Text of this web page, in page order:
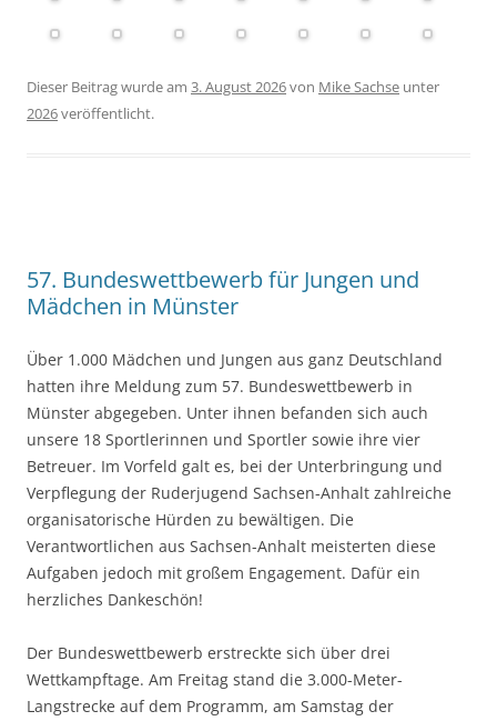
Dieser Beitrag wurde am 3. August 2026von Mike Sachse unter
2026veröffentlicht.
57. Bundeswettbewerb für Jungen und
Mädchen in Münster
Über 1.000 Mädchen und Jungen aus ganz Deutschland
hatten ihre Meldung zum 57. Bundeswettbewerb in
Münster abgegeben. Unter ihnen befanden sich auch
unsere 18 Sportlerinnen und Sportler sowie ihre vier
Betreuer. Im Vorfeld galt es, bei der Unterbringung und
Verpflegung der Ruderjugend Sachsen-Anhalt zahlreiche
organisatorische Hürden zu bewältigen. Die
Verantwortlichen aus Sachsen-Anhalt meisterten diese
Aufgaben jedoch mit großem Engagement. Dafür ein
herzliches Dankeschön!
Der Bundeswettbewerb erstreckte sich über drei
Wettkampftage. Am Freitag stand die 3.000-Meter-
Langstrecke auf dem Programm, am Samstag der